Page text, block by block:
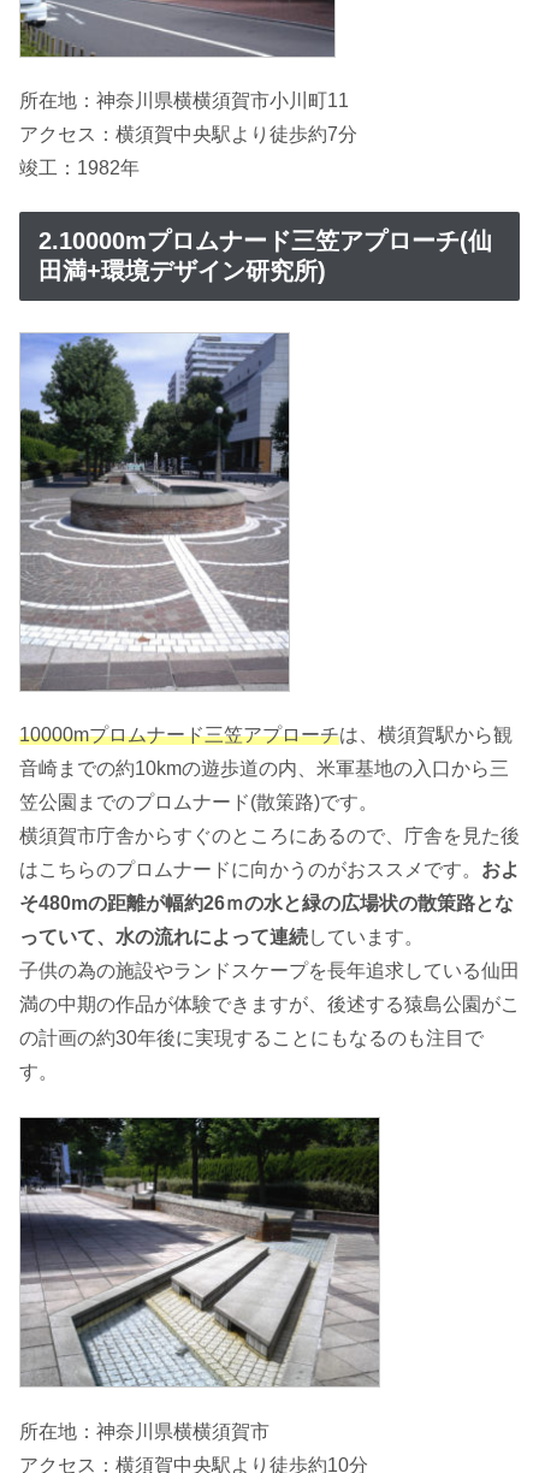
所在地：神奈川県横横須賀市小川町11
アクセス：横須賀中央駅より徒歩約7分
竣工：1982年
2.10000mプロムナード三笠アプローチ(仙
田満+環境デザイン研究所)
10000mプロムナード三笠アプローチは、横須賀駅から観
音崎までの約10kmの遊歩道の内、米軍基地の入口から三
笠公園までのプロムナード(散策路)です。
横須賀市庁舎からすぐのところにあるので、庁舎を見た後
はこちらのプロムナードに向かうのがおススメです。 およ
そ480mの距離が幅約26ｍの水と緑の広場状の散策路とな
っていて、水の流れによって連続しています。
子供の為の施設やランドスケープを長年追求している仙田
満の中期の作品が体験できますが、後述する猿島公園がこ
の計画の約30年後に実現することにもなるのも注目で
す。
所在地：神奈川県横横須賀市
アクセス：横須賀中央駅より徒歩約10分